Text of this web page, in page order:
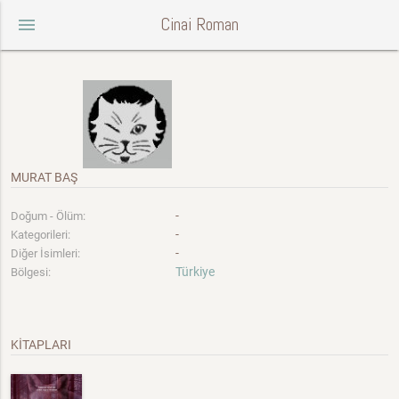
menu Cinai Roman
MURAT BAŞ
Doğum - Ölüm: -
Kategorileri: -
Diğer İsimleri: -
Bölgesi: Türkiye
KİTAPLARI